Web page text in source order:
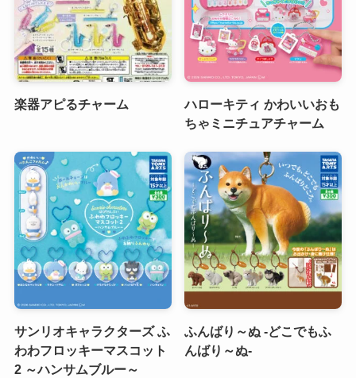
楽器アピるチャーム
ハローキティ かわいいおも
ちゃミニチュアチャーム
サンリオキャラクターズ ふ
わわフロッキーマスコット
2 ～ハンサムブルー～
ふんばり～ぬ -どこでもふ
んばり～ぬ-